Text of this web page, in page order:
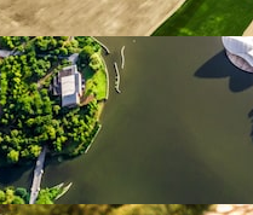
2010-2026Freepik Company S.L.U.